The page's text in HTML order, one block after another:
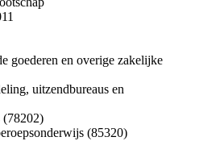
goederen en overige zakelijke
uitzendbureaus en
(78202)
(85320)